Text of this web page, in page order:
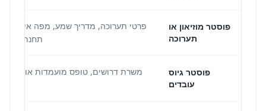
פוסטר מוזיאון או
תערוכה
פרטי תערוכה, מדריך שמע, מפה
תחנת
פוסטר גיוס
עובדים
משרת דרושים, טופס מועמדות או